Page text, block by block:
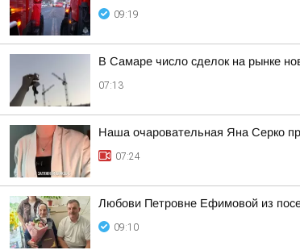
09:19
В Самаре число сделок на рынке
07:13
Наша очаровательная Яна Серко
07:24
Любови Петровне Ефимовой из
09:10